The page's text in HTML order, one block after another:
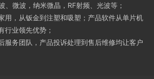
、微波，纳米微晶，RF射频、光波等；
用，从钣金到注塑和吸塑；产品软件从单片机
行业领先优势；
服务团队，产品投诉处理到售后维修均让客户